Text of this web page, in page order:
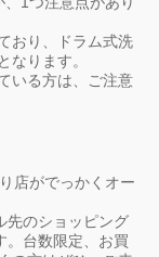
おり、ドラム式洗
なります。
いる方は、ご注意
店がでっかくオー
先のショッピング
。台数限定、お買